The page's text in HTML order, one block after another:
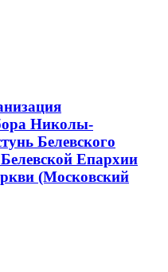
Николы-
Белевского
Епархии
(Московский